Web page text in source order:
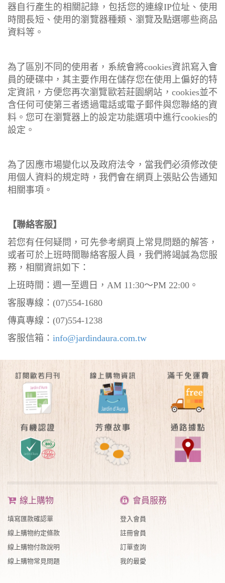
器自行產生的相關記錄，包括您的連線IP位址、使用
時間長短、使用的瀏覽器種類、瀏覽及點選哪些商品
資料等。
為了區別不同的使用者，系統會將cookies資訊寫入會
員的硬碟中，其主要作用在儲存您在使用上偏好的特
定資訊，方便您再次瀏覽歐若莊園網站，cookies並不
含任何可使第三者透過電話或電子郵件與您聯絡的資
料。您可在瀏覽器上的設定功能選項中進行cookies的
設定。
為了因應市場變化以及政府法令，當我們必須修改使
用個人資料的規定時，我們會在網頁上張貼公告通知
相關事項。
【聯絡客服】
若您有任何疑問，可先參考網頁上常見問題的解答，
或者可於上班時間聯絡客服人員，我們將竭誠為您服
務，相關資訊如下：
上班時間：週一至週日，AM 11:30～PM 22:00。
客服專線：(07)554-1680
傳真專線：(07)554-1238
客服信箱： info@jardindaura.com.tw
線上購物
填寫匯款確認單
線上購物約定條款
線上購物付款說明
線上購物常見問題
會員服務
登入會員
註冊會員
訂單查詢
我的最愛